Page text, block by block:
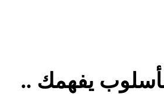
يفهمك ..